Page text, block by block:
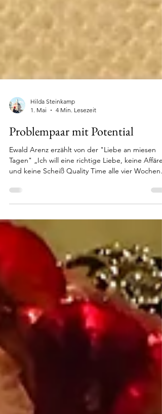
1. Mai
4 Min. Lesezeit
Problempaar mit Potential
Ewald Arenz erzählt von der "Liebe an miesen
und keine Scheiß Quality Time alle vier Wochen
mal.“ So faucht es aus Clara heraus. Mitten in der
sie dies ihrem Namen schuldig: „Klar sein.“ Sie
soeben mit Elias gebrochen. Da ist ihre frische
Liebe gerade mal sechs, sieben Wochen alt.
Rissen in beider Beziehungsbiografien. Eine
Herzensallianz, so resümiert Elias‘ Tochter